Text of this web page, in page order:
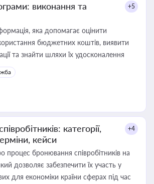
виконання та
+5
яка допомагає оцінити
бюджетних коштів, виявити
та знайти шляхи їх удосконалення
категорії,
кейси
+4
процес бронювання співробітників на
дозволяє забезпечити їх участь у
для економіки країни сферах під час